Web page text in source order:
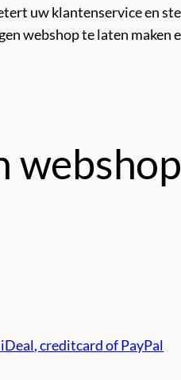
uw klantenservice en
webshop te laten maken
webshop
creditcard of PayPal